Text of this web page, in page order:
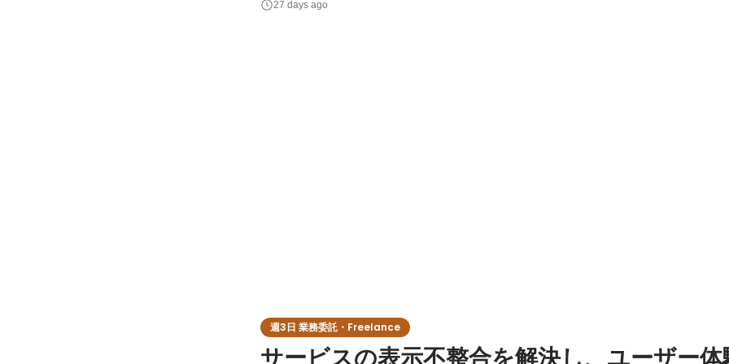
（UX）の安定化を担っていただきます。 【業務内容】 ・事象の再現と原因特定（CSS競合／JS介入／タグ・
27 days ago
週3日 業務委託・Freelance
サービスの表示不整合を解決し、ユーザー体